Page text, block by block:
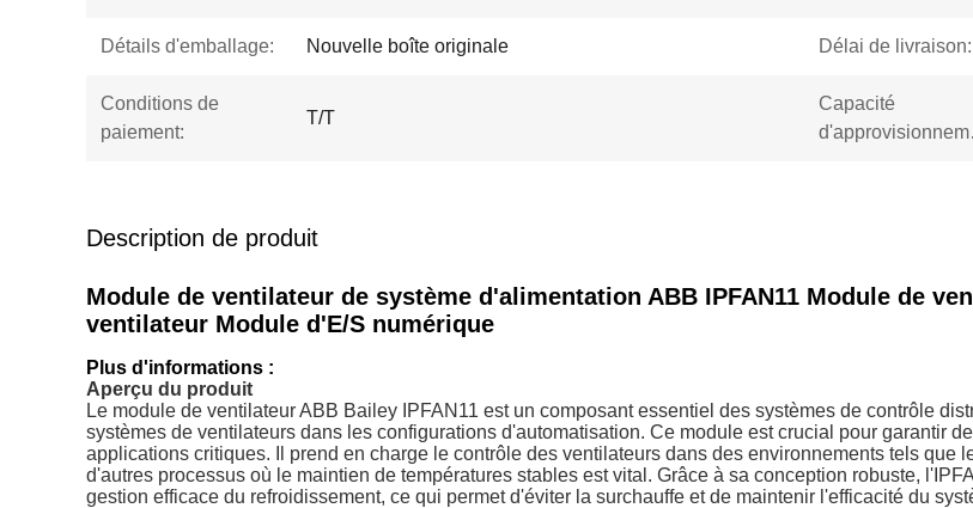
Détails d'emballage: Nouvelle boîte originale Délai de livraison:
Conditions de
paiement:
T/T
Capacité
Description de produit
Module de ventilateur de système d'alimentation ABB IPFAN11 Module de
ventilateur Module d'E/S numérique
Plus d'informations :
Aperçu du produit
Le module de ventilateur ABB Bailey IPFAN11 est un composant essentiel des systèmes de contrôle
systèmes de ventilateurs dans les configurations d'automatisation. Ce module est crucial pour garantir
applications critiques. Il prend en charge le contrôle des ventilateurs dans des environnements tels que
d'autres processus où le maintien de températures stables est vital. Grâce à sa conception robuste,
gestion efficace du refroidissement, ce qui permet d'éviter la surchauffe et de maintenir l'efficacité du